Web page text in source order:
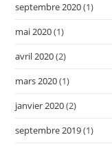
septembre 2020(1)
mai 2020(1)
avril 2020(2)
mars 2020(1)
janvier 2020(2)
septembre 2019(1)